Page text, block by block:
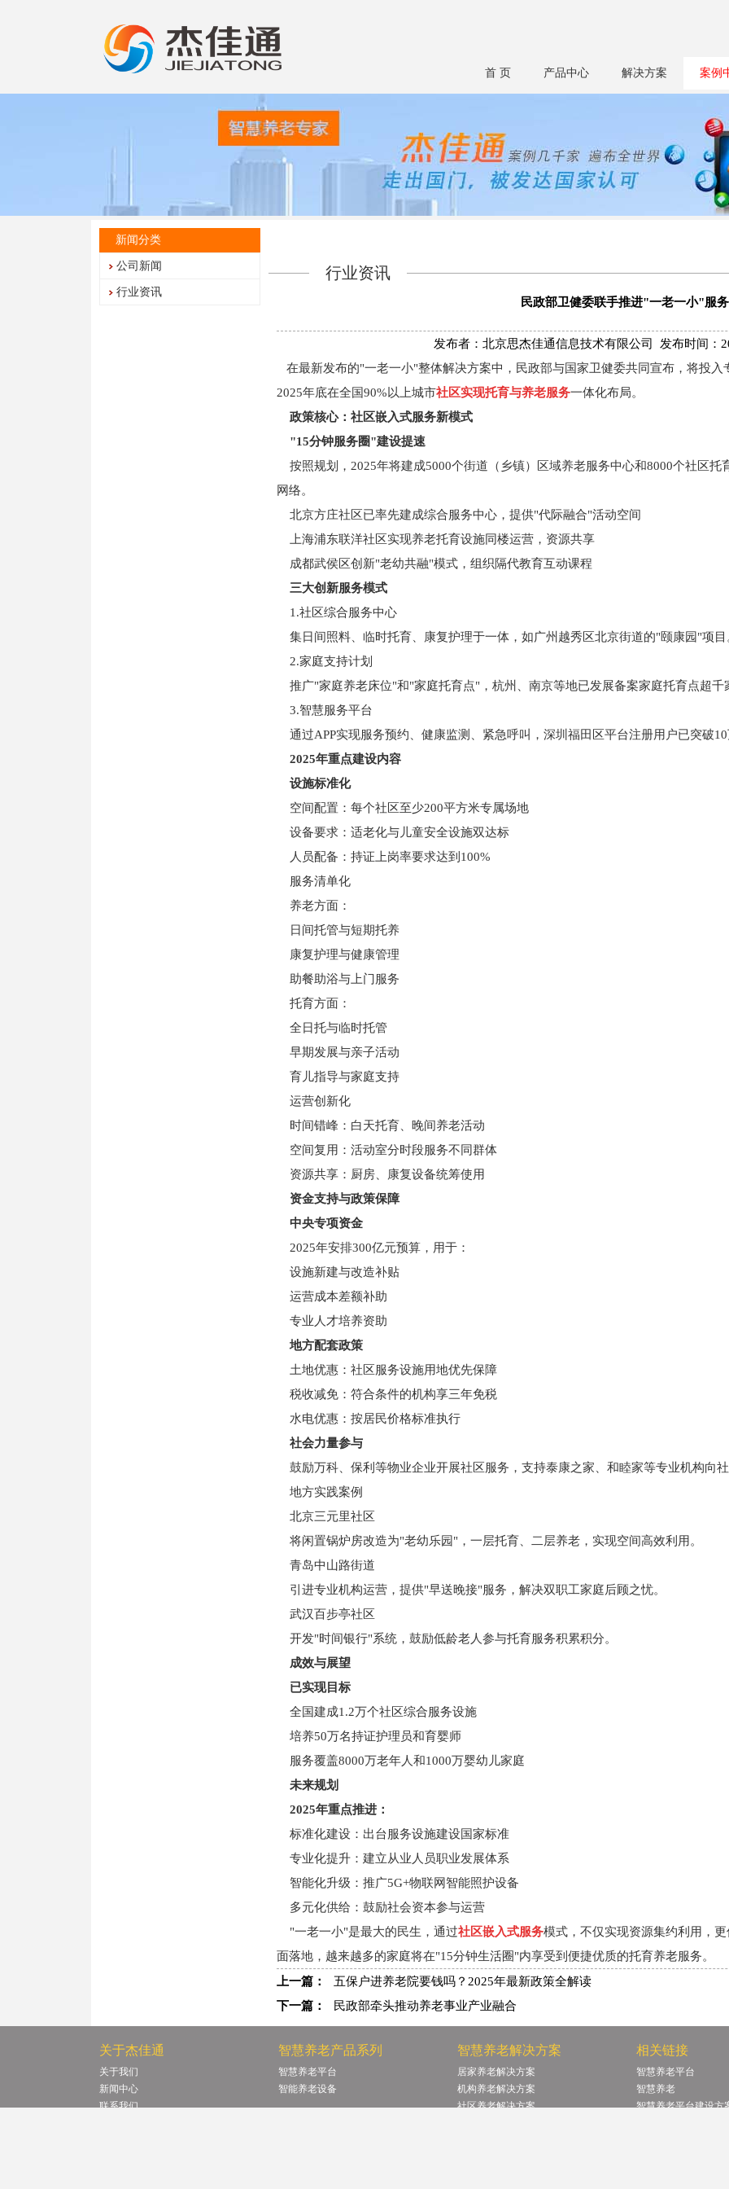
首 页 产品中心 解决方案 案例
新闻分类
公司新闻
行业资讯
行业资讯
民政部卫健委联手推进"一老一小"服务
发布者：北京思杰佳通信息技术有限公司 发布时间：
在最新发布的"一老一小"整体解决方案中，民政部与国家卫健委共同宣布，将投入
2025年底在全国90%以上城市社区实现托育与养老服务一体化布局。
政策核心：社区嵌入式服务新模式
"15分钟服务圈"建设提速
按照规划，2025年将建成5000个街道（乡镇）区域养老服务中心和8000个社区托
网络。
北京方庄社区已率先建成综合服务中心，提供"代际融合"活动空间
上海浦东联洋社区实现养老托育设施同楼运营，资源共享
成都武侯区创新"老幼共融"模式，组织隔代教育互动课程
三大创新服务模式
1.社区综合服务中心
集日间照料、临时托育、康复护理于一体，如广州越秀区北京街道的"颐康园"项目
2.家庭支持计划
推广"家庭养老床位"和"家庭托育点"，杭州、南京等地已发展备案家庭托育点超千
3.智慧服务平台
通过APP实现服务预约、健康监测、紧急呼叫，深圳福田区平台注册用户已突破10
2025年重点建设内容
设施标准化
空间配置：每个社区至少200平方米专属场地
设备要求：适老化与儿童安全设施双达标
人员配备：持证上岗率要求达到100%
服务清单化
养老方面：
日间托管与短期托养
康复护理与健康管理
助餐助浴与上门服务
托育方面：
全日托与临时托管
早期发展与亲子活动
育儿指导与家庭支持
运营创新化
时间错峰：白天托育、晚间养老活动
空间复用：活动室分时段服务不同群体
资源共享：厨房、康复设备统筹使用
资金支持与政策保障
中央专项资金
2025年安排300亿元预算，用于：
设施新建与改造补贴
运营成本差额补助
专业人才培养资助
地方配套政策
土地优惠：社区服务设施用地优先保障
税收减免：符合条件的机构享三年免税
水电优惠：按居民价格标准执行
社会力量参与
鼓励万科、保利等物业企业开展社区服务，支持泰康之家、和睦家等专业机构向社
地方实践案例
北京三元里社区
将闲置锅炉房改造为"老幼乐园"，一层托育、二层养老，实现空间高效利用。
青岛中山路街道
引进专业机构运营，提供"早送晚接"服务，解决双职工家庭后顾之忧。
武汉百步亭社区
开发"时间银行"系统，鼓励低龄老人参与托育服务积累积分。
成效与展望
已实现目标
全国建成1.2万个社区综合服务设施
培养50万名持证护理员和育婴师
服务覆盖8000万老年人和1000万婴幼儿家庭
未来规划
2025年重点推进：
标准化建设：出台服务设施建设国家标准
专业化提升：建立从业人员职业发展体系
智能化升级：推广5G+物联网智能照护设备
多元化供给：鼓励社会资本参与运营
"一老一小"是最大的民生，通过社区嵌入式服务模式，不仅实现资源集约利用，
面落地，越来越多的家庭将在"15分钟生活圈"内享受到便捷优质的托育养老服务。
上一篇：
五保户进养老院要钱吗？2025年最新政策全解读
下一篇：
民政部牵头推动养老事业产业融合
关于杰佳通
关于我们
新闻中心
联系我们
智慧养老产品系列
智慧养老平台
智能养老设备
智慧养老解决方案
居家养老解决方案
机构养老解决方案
社区养老解决方案
相关链接
智慧养老平台
智慧养老
智慧养老平台建设方